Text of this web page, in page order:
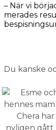
– När vi
merades
Du kanske